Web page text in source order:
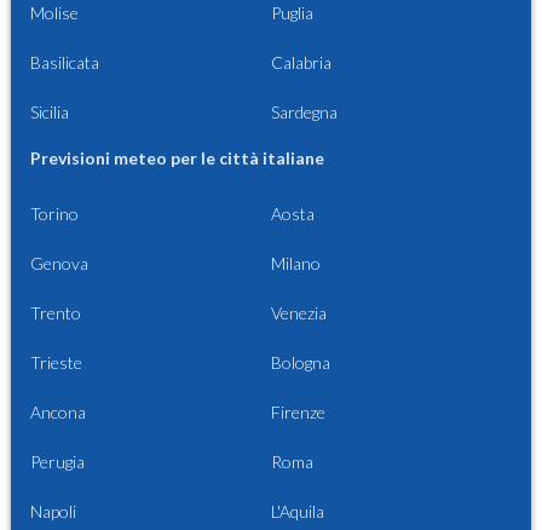
Molise Puglia
Basilicata Calabria
Sicilia Sardegna
Previsioni meteo per le città italiane
Torino Aosta
Genova Milano
Trento Venezia
Trieste Bologna
Ancona Firenze
Perugia Roma
Napoli L'Aquila